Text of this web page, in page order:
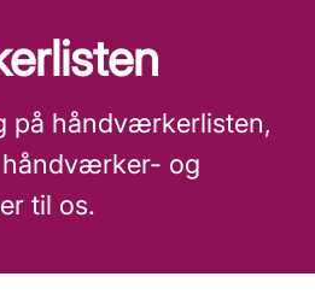
på håndværkerlisten,
og
til os.